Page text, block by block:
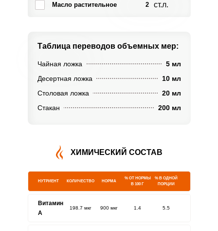
Масло растительное 2 ст.л.
Таблица переводов объемных мер:
Чайная ложка
5 мл
Десертная ложка
10 мл
Столовая ложка
20 мл
Стакан
200 мл
ХИМИЧЕСКИЙ СОСТАВ
НУТРИЕНТ КОЛИЧЕСТВО НОРМА
% ОТ НОРМЫ
В 100 Г
% В ОДНОЙ
ПОРЦИИ
Витамин
A
198.7 мкг 900 мкг 1.4 5.5